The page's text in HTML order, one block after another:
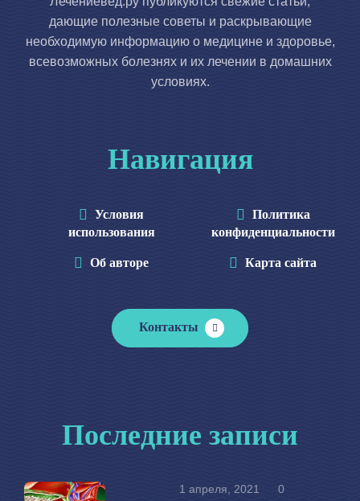
дающие полезные советы и раскрывающие
необходимую информацию о медицине и здоровье,
всевозможных болезнях и их лечении в домашних
условиях.
Навигация
Условия
использования
Об авторе
Политика
конфиденциальности
Карта сайта
Контакты
Последние записи
1 апреля, 2021 0